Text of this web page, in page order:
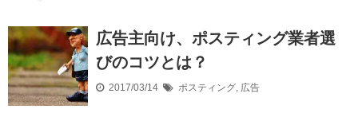
広告主向け、ポスティング業者選
びのコツとは？
2017/03/14 ポスティング, 広告